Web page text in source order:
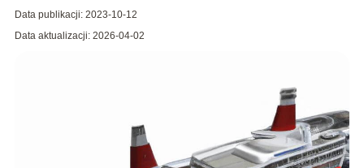
Data publikacji: 2023-10-12
Data aktualizacji: 2026-04-02